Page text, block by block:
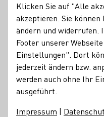
Wohnort
Heitersheim
Ausbildung
Winzerin
Jessica Himmelsbach aus
überglücklich, als
Klicken Sie auf "Alle
akzeptieren. Sie
ändern und widerrufen.
Footer unserer
Einstellungen". Dort
jederzeit ändern bzw.
werden auch ohne Ihr
ausgeführt.
Impressum |